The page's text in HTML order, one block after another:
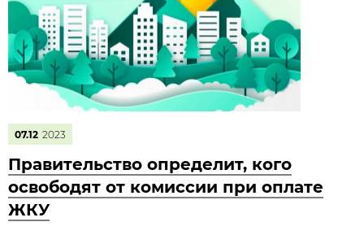
07.12 2023
Правительство определит, кого
освободят от комиссии при оплате
ЖКУ